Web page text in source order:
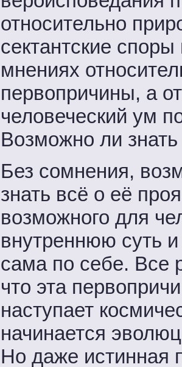
относительно
сектантские
мнениях
первопричины, а
человеческий ум
Возможно ли
Без сомнения,
знать всё о её
возможного для
внутреннюю суть и
сама по себе. Все
что эта
наступает
начинается
Но даже истинная